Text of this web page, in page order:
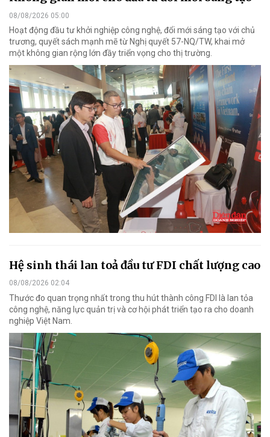
08/08/2026 05:00
Hoạt động đầu tư khởi nghiệp công nghệ, đổi mới sáng tạo với chủ
trương, quyết sách mạnh mẽ từ Nghị quyết 57-NQ/TW, khai mở
một không gian rộng lớn đầy triển vọng cho thị trường.
Hệ sinh thái lan toả đầu tư FDI chất lượng cao
08/08/2026 02:04
Thước đo quan trọng nhất trong thu hút thành công FDI là lan tỏa
công nghệ, năng lực quản trị và cơ hội phát triển tạo ra cho doanh
nghiệp Việt Nam.